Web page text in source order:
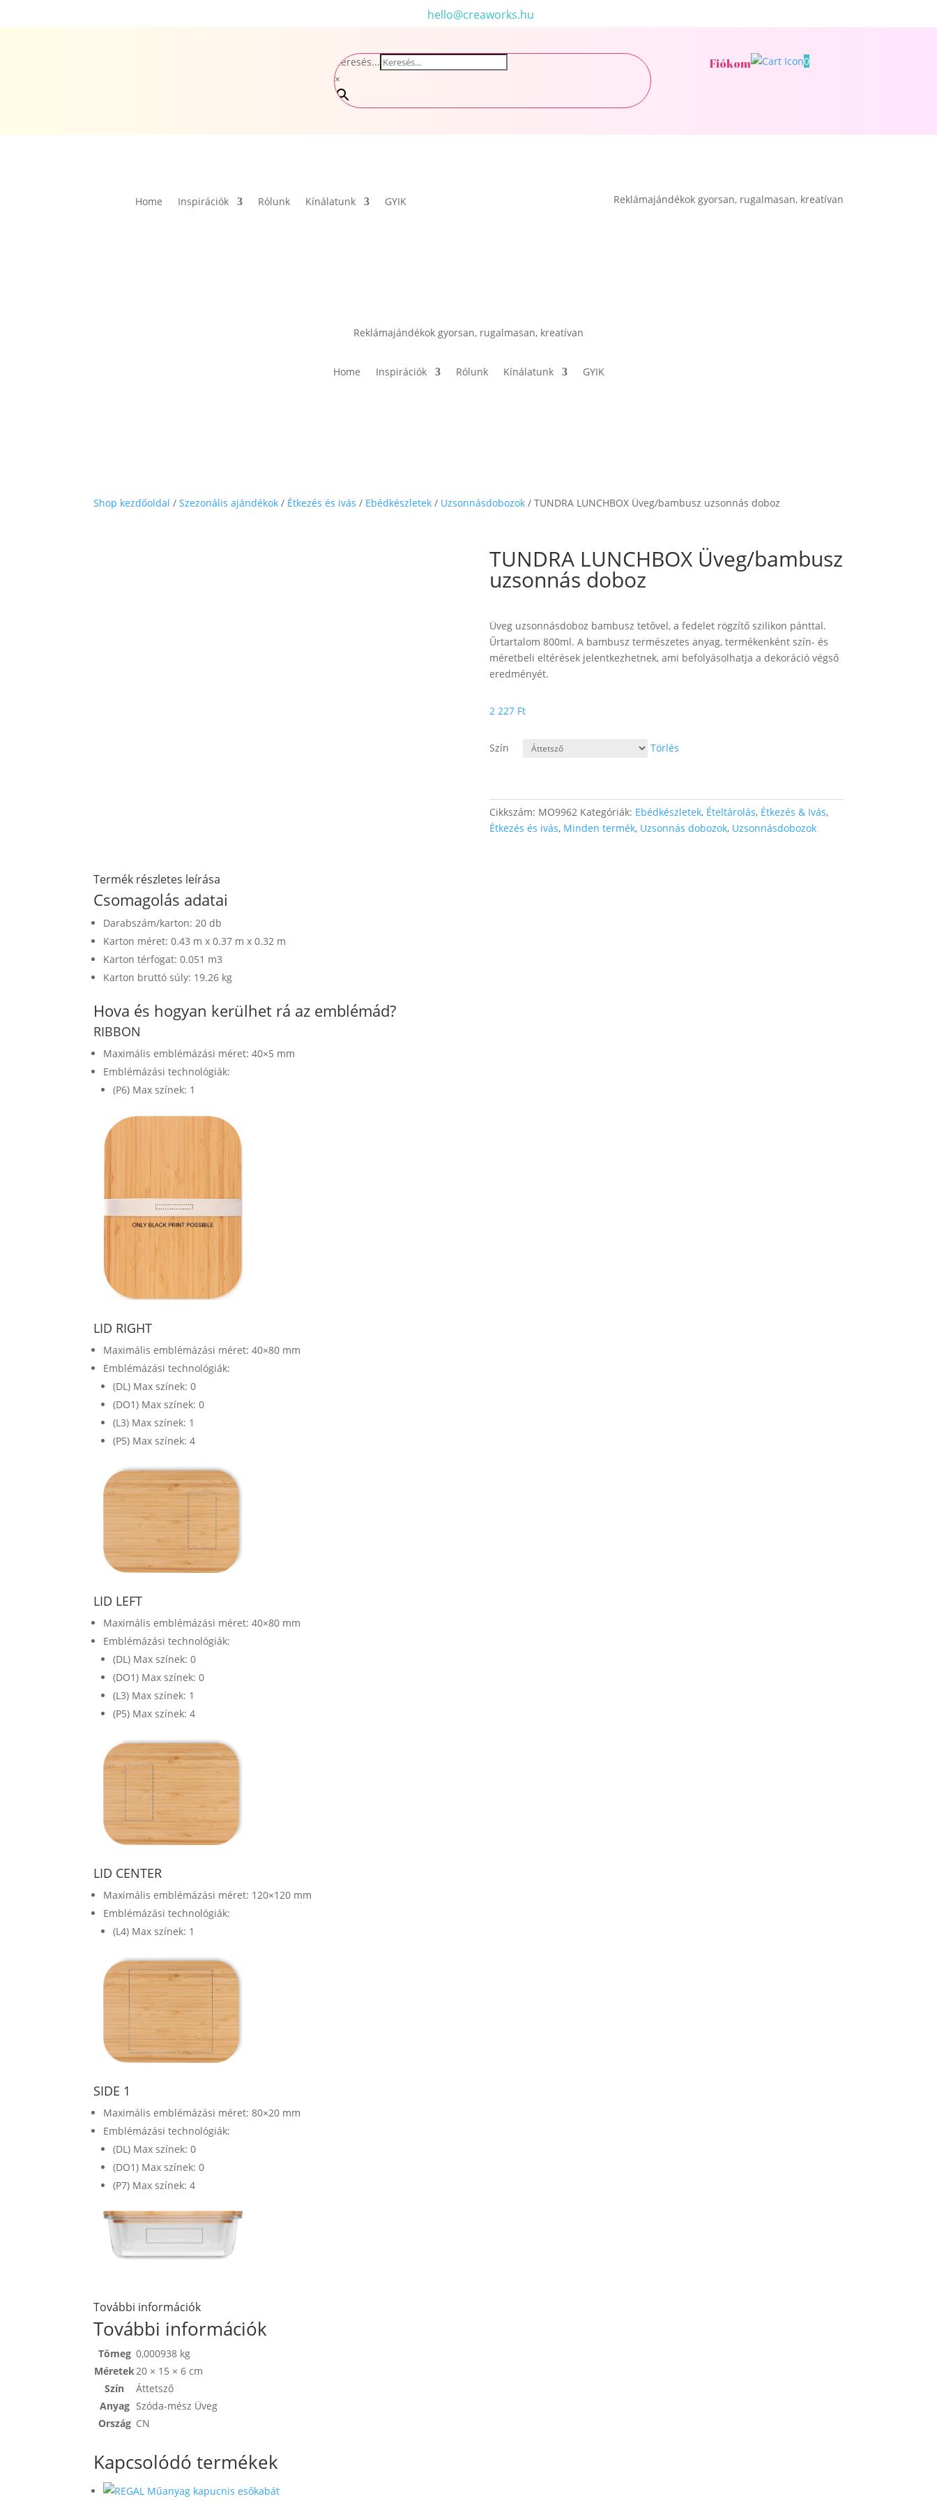
hello@creaworks.hu
Keresés...
×
Fiókom 0
Home Inspirációk Rólunk Kínálatunk GYIK Reklámajándékok gyorsan, rugalmasan, kreatívan
Reklámajándékok gyorsan, rugalmasan, kreatívan
Home Inspirációk Rólunk Kínálatunk GYIK
Shop kezdőoldal /Szezonális ajándékok / Étkezés és ivás / Ebédkészletek / Uzsonnásdobozok / TUNDRA LUNCHBOX Üveg/bambusz uzsonnás doboz
TUNDRA LUNCHBOX Üveg/bambusz
uzsonnás doboz
Üveg uzsonnásdoboz bambusz tetővel, a fedelet rögzítő szilikon pánttal.
Űrtartalom 800ml. A bambusz természetes anyag, termékenként szín- és
méretbeli eltérések jelentkezhetnek, ami befolyásolhatja a dekoráció végső
eredményét.
2 227 Ft
Szín Törlés
Cikkszám: MO9962 Kategóriák: Ebédkészletek, Ételtárolás, Étkezés & Ivás,
Étkezés és ivás, Minden termék, Uzsonnás dobozok, Uzsonnásdobozok
Termék részletes leírása
Csomagolás adatai
Darabszám/karton: 20 db
Karton méret: 0.43 m x 0.37 m x 0.32 m
Karton térfogat: 0.051 m3
Karton bruttó súly: 19.26 kg
Hova és hogyan kerülhet rá az emblémád?
RIBBON
Maximális emblémázási méret: 40×5 mm
Emblémázási technológiák:
(P6) Max színek: 1
LID RIGHT
Maximális emblémázási méret: 40×80 mm
Emblémázási technológiák:
(DL) Max színek: 0
(DO1) Max színek: 0
(L3) Max színek: 1
(P5) Max színek: 4
LID LEFT
Maximális emblémázási méret: 40×80 mm
Emblémázási technológiák:
(DL) Max színek: 0
(DO1) Max színek: 0
(L3) Max színek: 1
(P5) Max színek: 4
LID CENTER
Maximális emblémázási méret: 120×120 mm
Emblémázási technológiák:
(L4) Max színek: 1
SIDE 1
Maximális emblémázási méret: 80×20 mm
Emblémázási technológiák:
(DL) Max színek: 0
(DO1) Max színek: 0
(P7) Max színek: 4
További információk
További információk
Tömeg 0,000938 kg
Méretek20 × 15 × 6 cm
Szín
Áttetsző
Anyag Szóda-mész Üveg
Ország CN
Kapcsolódó termékek